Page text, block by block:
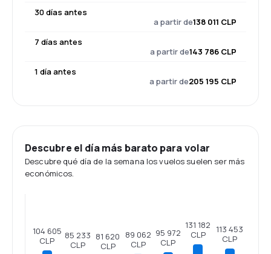
30 días antes
a partir de138 011 CLP
7 días antes
a partir de143 786 CLP
1 día antes
a partir de205 195 CLP
Descubre el día más barato para volar
Descubre qué día de la semana los vuelos suelen ser más
económicos.
104 605
CLP
85 233
CLP
81 620
CLP
89 062
CLP
95 972
CLP
131 182
CLP
113 453
CLP